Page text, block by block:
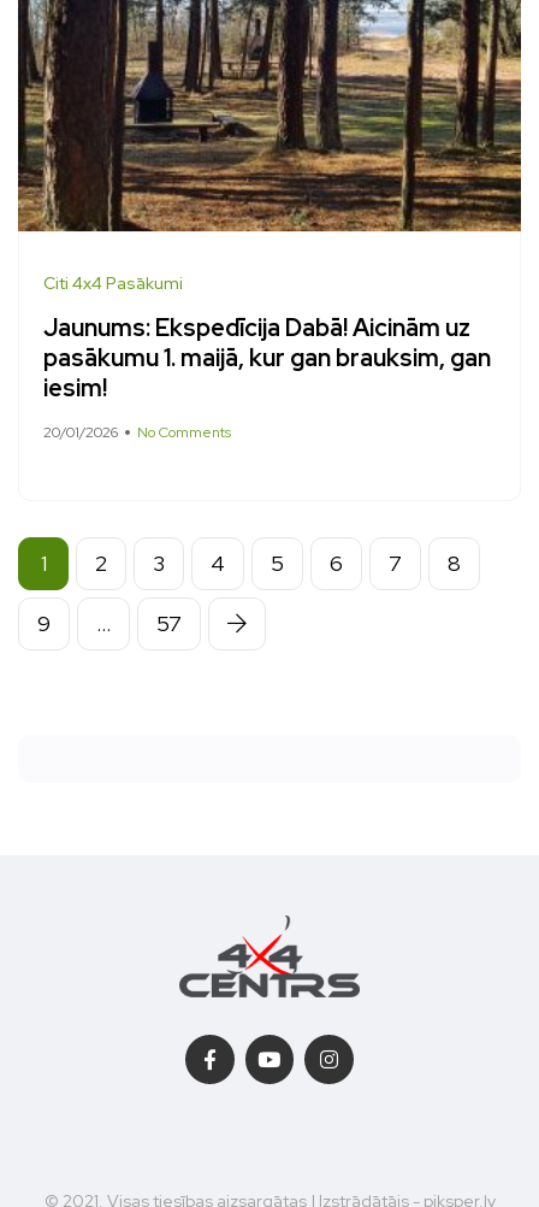
Citi 4x4 Pasākumi
Jaunums: Ekspedīcija Dabā! Aicinām uz
pasākumu 1. maijā, kur gan brauksim, gan
iesim!
20/01/2026 No Comments
1 2 3 4 5 6 7 8
9 … 57
© 2021. Visas tiesības aizsargātas | Izstrādātājs - piksper.lv